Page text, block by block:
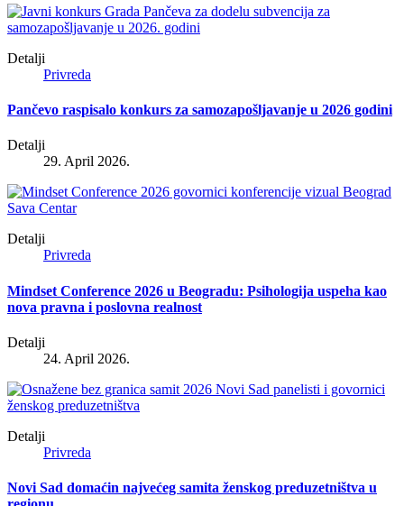
Detalji
Privreda
Pančevo raspisalo konkurs za samozapošljavanje u 2026 godini
Detalji
29. April 2026.
Detalji
Privreda
Mindset Conference 2026 u Beogradu: Psihologija uspeha kao
nova pravna i poslovna realnost
Detalji
24. April 2026.
Detalji
Privreda
Novi Sad domaćin najvećeg samita ženskog preduzetništva u